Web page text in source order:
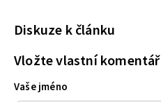
Diskuze k článku
Vložte vlastní komentář
Vaše jméno